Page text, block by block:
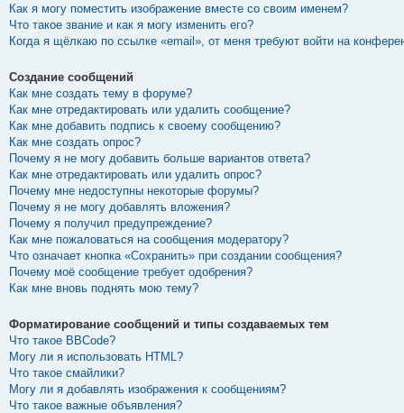
Как я могу поместить изображение вместе со своим именем?
Что такое звание и как я могу изменить его?
Когда я щёлкаю по ссылке «email», от меня требуют войти на
Создание сообщений
Как мне создать тему в форуме?
Как мне отредактировать или удалить сообщение?
Как мне добавить подпись к своему сообщению?
Как мне создать опрос?
Почему я не могу добавить больше вариантов ответа?
Как мне отредактировать или удалить опрос?
Почему мне недоступны некоторые форумы?
Почему я не могу добавлять вложения?
Почему я получил предупреждение?
Как мне пожаловаться на сообщения модератору?
Что означает кнопка «Сохранить» при создании сообщения?
Почему моё сообщение требует одобрения?
Как мне вновь поднять мою тему?
Форматирование сообщений и типы создаваемых тем
Что такое BBCode?
Могу ли я использовать HTML?
Что такое смайлики?
Могу ли я добавлять изображения к сообщениям?
Что такое важные объявления?